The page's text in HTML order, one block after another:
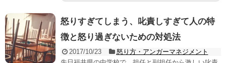
怒りすぎてしまう、叱責しすぎて人の特
徴と怒り過ぎないための対処法
2017/10/23
怒り方・アンガーマネジメント